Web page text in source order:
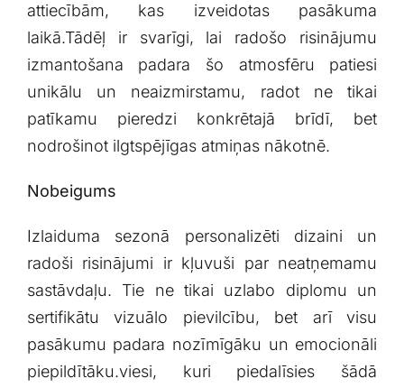
attiecībām,⁣ kas izveidotas pasākuma
laikā.Tādēļ ir svarīgi, lai radošo risinājumu⁢
izmantošana padara šo atmosfēru patiesi
unikālu un neaizmirstamu, radot ne tikai
patīkamu ‍pieredzi⁣ konkrētajā‌ brīdī, bet
nodrošinot ilgtspējīgas ​atmiņas nākotnē.
Nobeigums
Izlaiduma sezonā‍ personalizēti ⁣dizaini un
radoši risinājumi ir kļuvuši par ​neatņemamu
sastāvdaļu. Tie ne tikai uzlabo diplomu ​un
sertifikātu vizuālo pievilcību, bet arī visu
pasākumu padara nozīmīgāku un emocionāli
⁤piepildītāku.viesi, ⁣kuri​ piedalīsies šādā